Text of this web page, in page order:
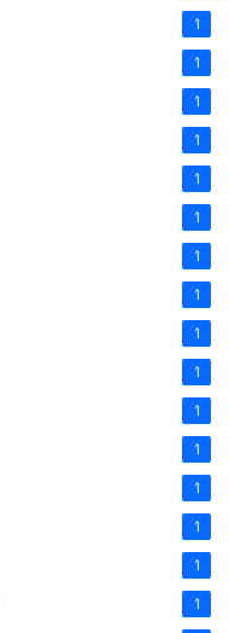
1
1
1
1
1
1
1
1
1
1
1
1
1
1
1
1